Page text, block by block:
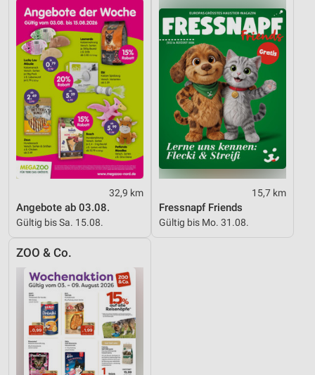
32,9 km
Angebote ab 03.08.
Gültig bis Sa. 15.08.
15,7 km
Fressnapf Friends
Gültig bis Mo. 31.08.
ZOO & Co.
Werbung